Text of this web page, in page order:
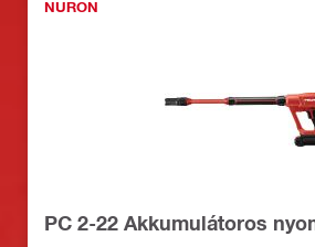
NURON
PC 2-22 Akkumulátoros